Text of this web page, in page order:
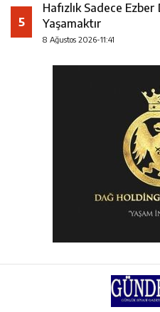
5
Hafızlık Sadece Ezber
Yaşamaktır
8 Ağustos 2026-11:41